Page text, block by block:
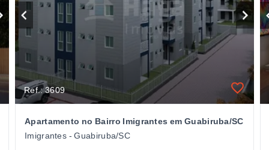
Ref.: 3609
Apartamento no Bairro Imigrantes em Guabiruba/SC
Imigrantes - Guabiruba/SC